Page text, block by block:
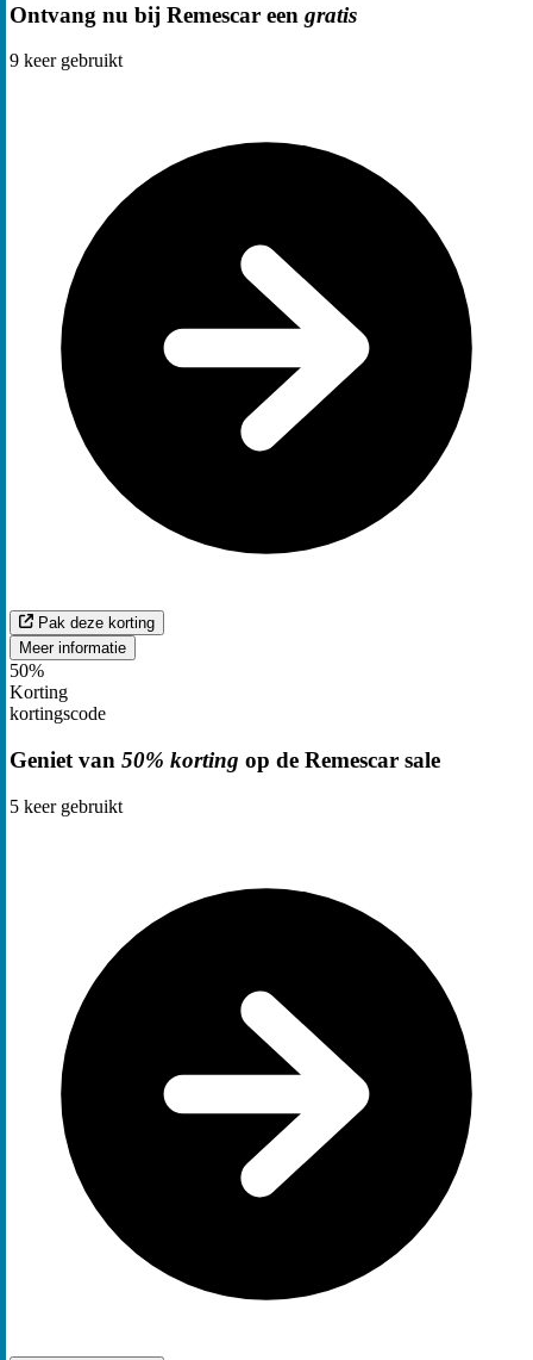
Ontvang nu bij Remescar een gratis
9 keer gebruikt
Pak deze korting
Meer informatie
50%
Korting
kortingscode
Geniet van 50% korting op de Remescar sale
5 keer gebruikt